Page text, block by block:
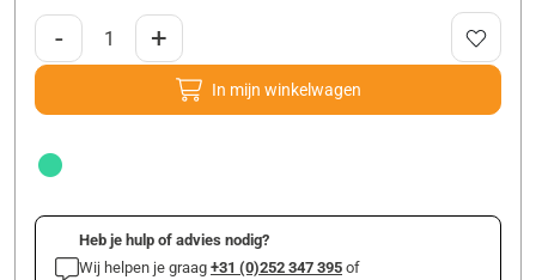
- +
In mijn winkelwagen
Heb je hulp of advies nodig?
Wij helpen je graag +31 (0)252 347 395 of